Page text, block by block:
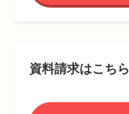
資料請求はこちら